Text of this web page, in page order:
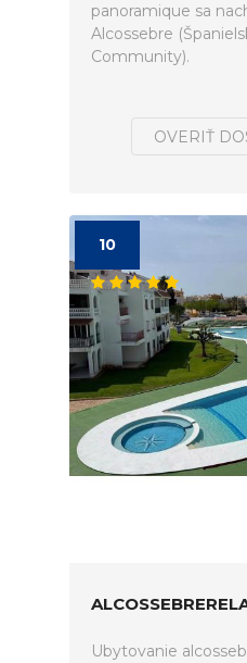
panoramique sa
Alcossebre
Community).
OVERIŤ
10
Ubytovanie